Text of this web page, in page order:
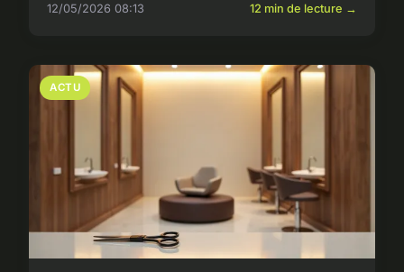
12/05/2026 08:13 12 min de lecture →
ACTU